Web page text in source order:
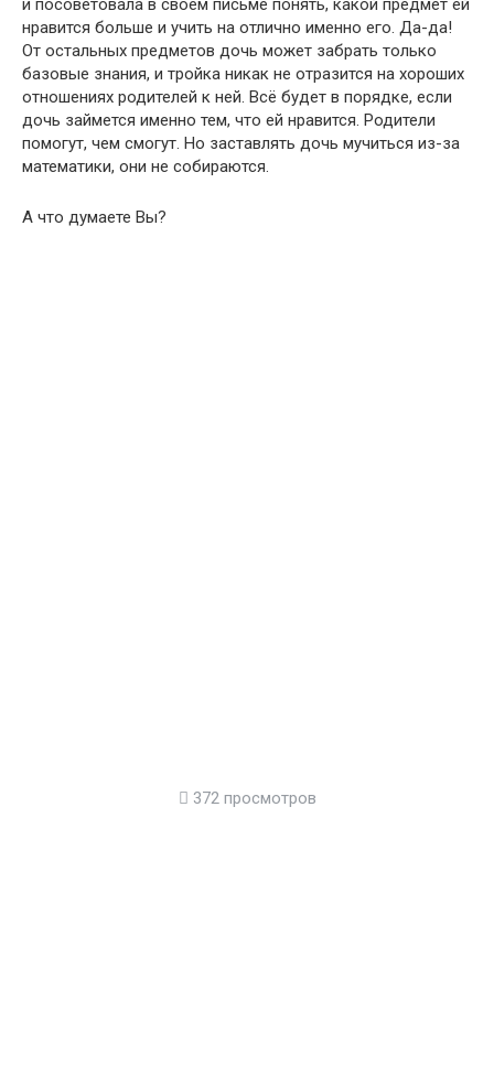
нравится больше и учить на отлично именно его. Да-да!
От остальных предметов дочь может забрать только
базовые знания, и тройка никак не отразится на хороших
отношениях родителей к ней. Всё будет в порядке, если
дочь займется именно тем, что ей нравится. Родители
помогут, чем смогут. Но заставлять дочь мучиться из-за
математики, они не собираются.
А что думаете Вы?
372 просмотров